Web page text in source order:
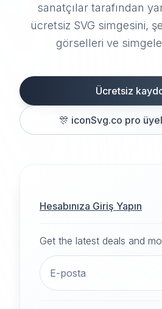
sanatçılar tarafından
ücretsiz SVG simgesini,
görselleri ve
Ücretsiz
🎊 iconSvg.co pro
Hesabınıza Giriş Yapın
Get the latest deals and